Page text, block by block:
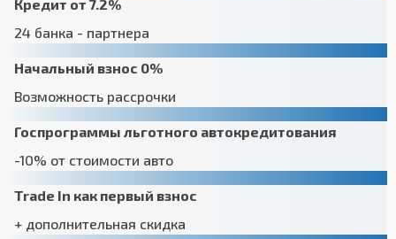
Кредит от 7.2%
24 банка - партнера
Начальный взнос 0%
Возможность рассрочки
Госпрограммы льготного автокредитования
-10% от стоимости авто
Trade In как первый взнос
+ дополнительная скидка